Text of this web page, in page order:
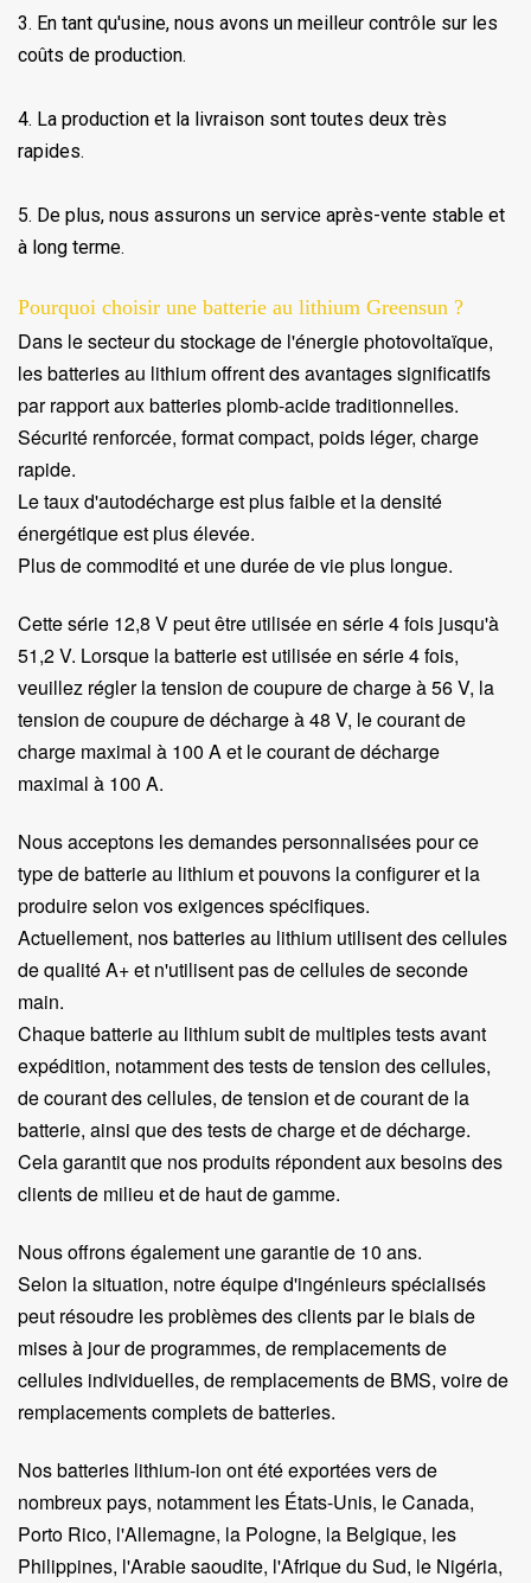
3. En tant qu'usine, nous avons un meilleur contrôle sur les
coûts de production.
4. La production et la livraison sont toutes deux très
rapides.
5. De plus, nous assurons un service après-vente stable et
à long terme.
Pourquoi choisir une batterie au lithium Greensun ?
Dans le secteur du stockage de l'énergie photovoltaïque,
les batteries au lithium offrent des avantages significatifs
par rapport aux batteries plomb-acide traditionnelles.
Sécurité renforcée, format compact, poids léger, charge
rapide.
Le taux d'autodécharge est plus faible et la densité
énergétique est plus élevée.
Plus de commodité et une durée de vie plus longue.
Cette série 12,8 V peut être utilisée en série 4 fois jusqu'à
51,2 V. Lorsque la batterie est utilisée en série 4 fois,
veuillez régler la tension de coupure de charge à 56 V, la
tension de coupure de décharge à 48 V, le courant de
charge maximal à 100 A et le courant de décharge
maximal à 100 A.
Nous acceptons les demandes personnalisées pour ce
type de batterie au lithium et pouvons la configurer et la
produire selon vos exigences spécifiques.
Actuellement, nos batteries au lithium utilisent des cellules
de qualité A+ et n'utilisent pas de cellules de seconde
main.
Chaque batterie au lithium subit de multiples tests avant
expédition, notamment des tests de tension des cellules,
de courant des cellules, de tension et de courant de la
batterie, ainsi que des tests de charge et de décharge.
Cela garantit que nos produits répondent aux besoins des
clients de milieu et de haut de gamme.
Nous offrons également une garantie de 10 ans.
Selon la situation, notre équipe d'ingénieurs spécialisés
peut résoudre les problèmes des clients par le biais de
mises à jour de programmes, de remplacements de
cellules individuelles, de remplacements de BMS, voire de
remplacements complets de batteries.
Nos batteries lithium-ion ont été exportées vers de
nombreux pays, notamment les États-Unis, le Canada,
Porto Rico, l'Allemagne, la Pologne, la Belgique, les
Philippines, l'Arabie saoudite, l'Afrique du Sud, le Nigéria,